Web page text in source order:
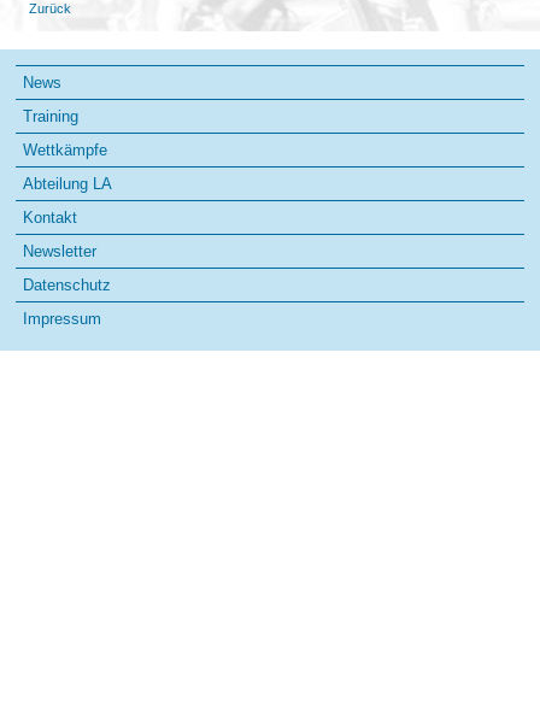
Zurück
Navigation
überspringen
News
Training
Wettkämpfe
Abteilung LA
Kontakt
Newsletter
Datenschutz
Impressum